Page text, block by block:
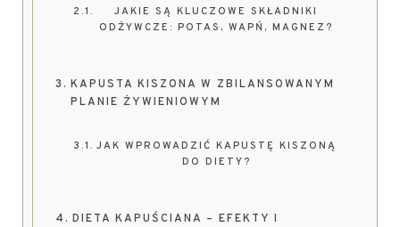
JAKIE SĄ KLUCZOWE SKŁADNIKI
ODŻYWCZE: POTAS, WAPŃ, MAGNEZ?
KAPUSTA KISZONA W ZBILANSOWANYM
PLANIE ŻYWIENIOWYM
JAK WPROWADZIĆ KAPUSTĘ KISZONĄ
DO DIETY?
DIETA KAPUŚCIANA – EFEKTY I